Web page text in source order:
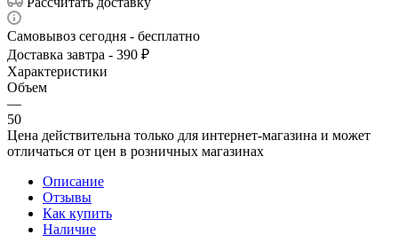
Самовывоз сегодня - бесплатно
Доставка завтра - 390 ₽
Характеристики
Объем
—
50
Цена действительна только для интернет-магазина и может
отличаться от цен в розничных магазинах
Описание
Отзывы
Как купить
Наличие